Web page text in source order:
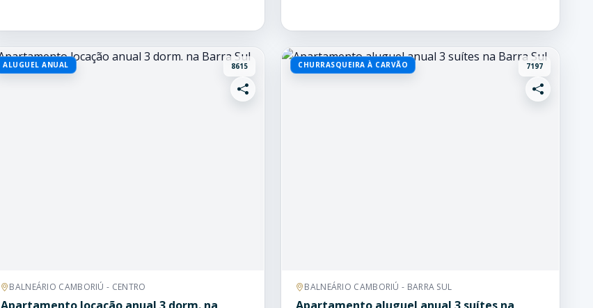
ALUGUEL ANUAL 8615
BALNEÁRIO CAMBORIÚ - CENTRO
CHURRASQUEIRA À CARVÃO 7197
BALNEÁRIO CAMBORIÚ - BARRA SUL